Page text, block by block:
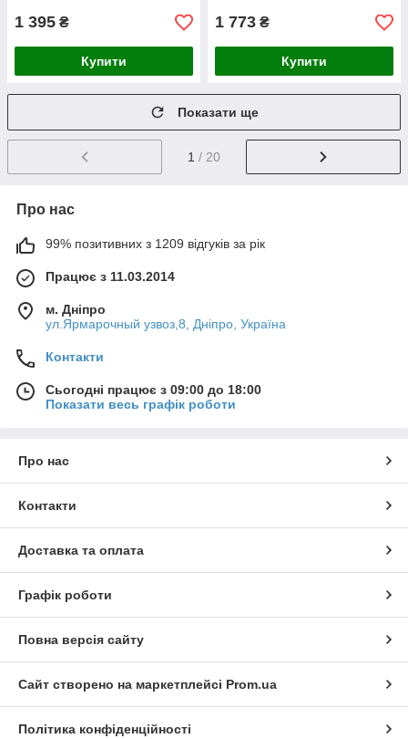
1 395 ₴
Купити
1 773 ₴
Купити
Показати ще
1 / 20
Про нас
99% позитивних з 1209 відгуків за рік
Працює з 11.03.2014
м. Дніпро
ул.Ярмарочный узвоз,8, Дніпро, Україна
Контакти
Сьогодні працює з 09:00 до 18:00
Показати весь графік роботи
Про нас
Контакти
Доставка та оплата
Графік роботи
Повна версія сайту
Сайт створено на маркетплейсі Prom.ua
Політика конфіденційності